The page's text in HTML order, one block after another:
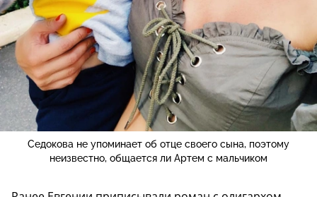
Седокова не упоминает об отце своего сына, поэтому
неизвестно, общается ли Артем с мальчиком